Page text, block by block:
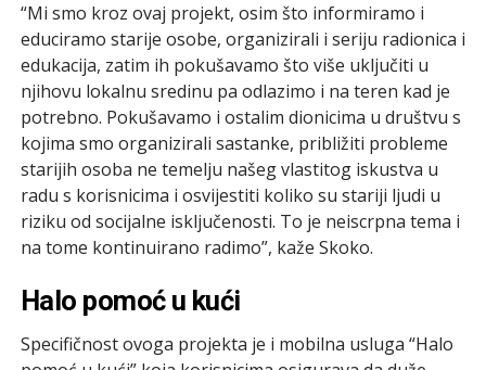
“Mi smo kroz ovaj projekt, osim što informiramo i
educiramo starije osobe, organizirali i seriju radionica i
edukacija, zatim ih pokušavamo što više uključiti u
njihovu lokalnu sredinu pa odlazimo i na teren kad je
potrebno. Pokušavamo i ostalim dionicima u društvu s
kojima smo organizirali sastanke, približiti probleme
starijih osoba ne temelju našeg vlastitog iskustva u
radu s korisnicima i osvijestiti koliko su stariji ljudi u
riziku od socijalne isključenosti. To je neiscrpna tema i
na tome kontinuirano radimo”, kaže Skoko.
Halo pomoć u kući
Specifičnost ovoga projekta je i mobilna usluga “Halo